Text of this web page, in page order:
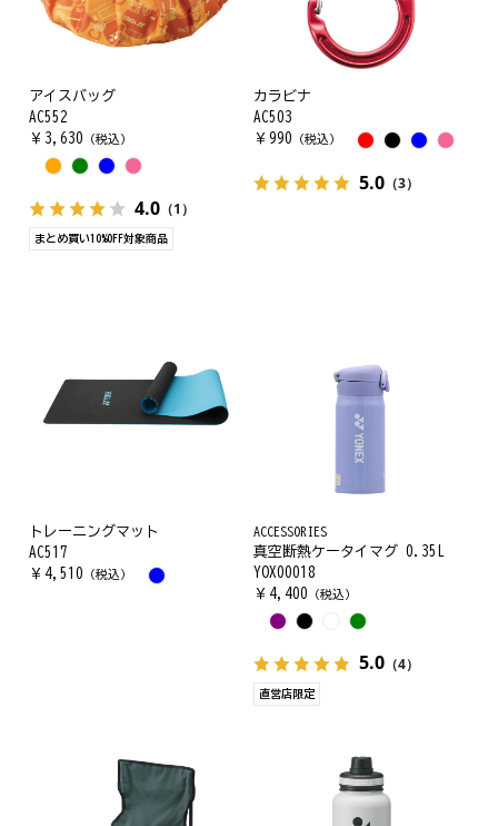
アイスバッグ
AC552
￥ 3,630 （税込）
4.0 （1）
まとめ買い10%OFF対象商品
カラビナ
AC503
￥ 990 （税込）
5.0（3）
トレーニングマット
AC517
￥ 4,510 （税込）
ACCESSORIES
真空断熱ケータイマグ 0.35L
YOX00018
￥ 4,400 （税込）
5.0（4）
直営店限定